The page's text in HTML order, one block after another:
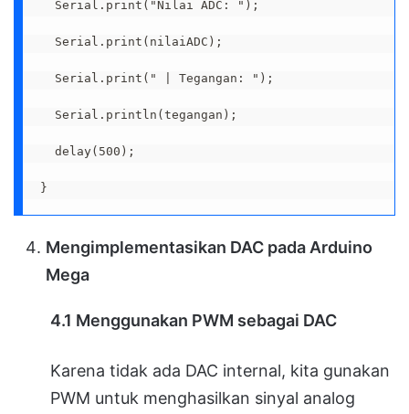
Serial.print("Nilai ADC: ");
Serial.print(nilaiADC);
Serial.print(" | Tegangan: ");
Serial.println(tegangan);
delay(500);
}
Mengimplementasikan DAC pada Arduino
Mega
4.1 Menggunakan PWM sebagai DAC
Karena tidak ada DAC internal, kita gunakan
PWM untuk menghasilkan sinyal analog